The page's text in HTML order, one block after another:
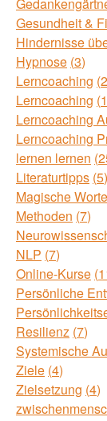
Gesundheit &
Hindernisse
Hypnose 3
Lerncoaching
Lerncoaching 1
Lerncoaching
Lerncoaching
lernen lernen
Literaturtipps 5
Magische Worte
Methoden 7
NLP 7
Online-Kurse
Persönliche
Resilienz 7
Systemische
Ziele 4
Zielsetzung 4